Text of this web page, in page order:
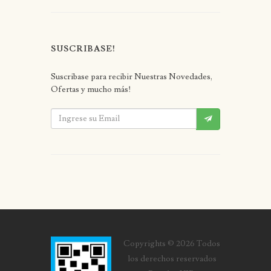
SUSCRIBASE!
Suscribase para recibir Nuestras Novedades,
Ofertas y mucho más!
Copyrights © 2026 Todos
los derechos reservados